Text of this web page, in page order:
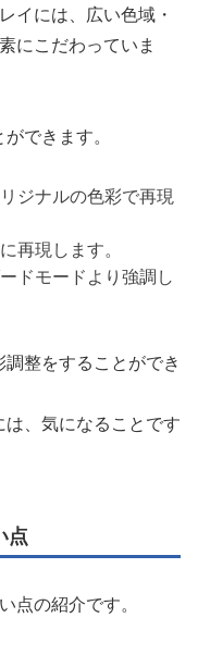
イには、広い色域・
にこだわっていま
できます。
ジナルの色彩で再現
再現します。
ドモードより強調し
整をすることができ
、気になることです
点
点の紹介です。